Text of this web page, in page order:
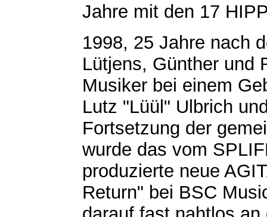
Jahre mit den 17
1998, 25 Jahre nach
Lütjens, Günther und
Musiker bei einem
Lutz "Lüül" Ulbrich
Fortsetzung der
wurde das vom
produzierte neue
Return" bei BSC